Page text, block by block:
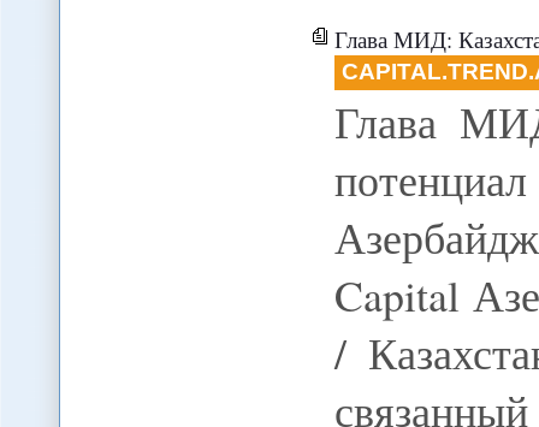
Глава МИД: Казахстан
Глава
Capital
/